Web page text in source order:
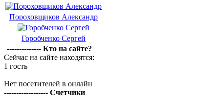
Пороховщиков Александр
Горобченко Сергей
-------------- Кто на сайте?
Сейчас на сайте находятся:
1 гость
Нет посетителей в онлайн
------------------ Счетчики